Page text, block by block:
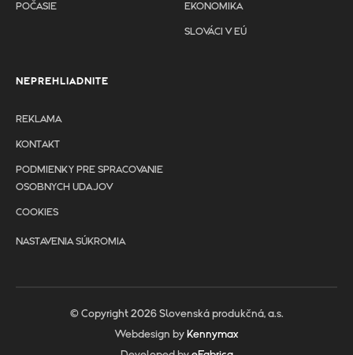
POČASIE EKONOMIKA
SLOVÁCI V EÚ
NEPREHLIADNITE
REKLAMA
KONTAKT
PODMIENKY PRE SPRACOVANIE
OSOBNYCH UDAJOV
COOKIES
NASTAVENIA SÚKROMIA
© Copyright 2026 Slovenská produkčná, a.s.
Webdesign by Kennymax